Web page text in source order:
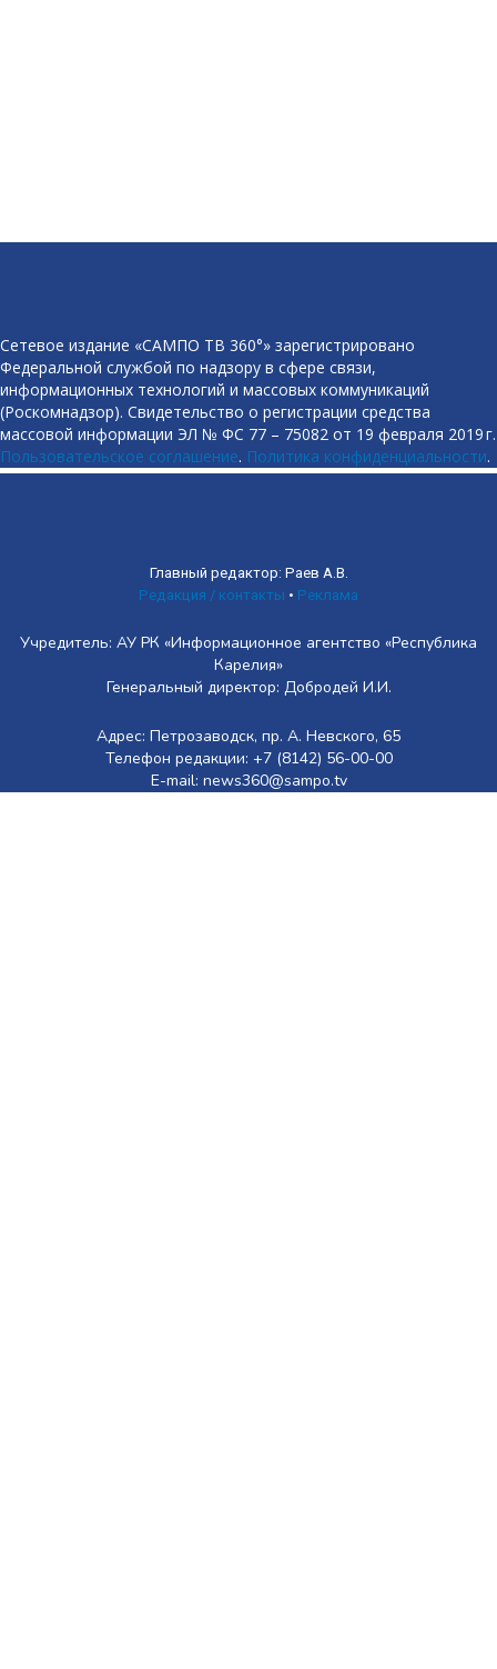
Сетевое издание «САМПО ТВ 360°» зарегистрировано
Федеральной службой по надзору в сфере связи,
информационных технологий и массовых коммуникаций
(Роскомнадзор). Свидетельство о регистрации средства
массовой информации ЭЛ № ФС 77 – 75082 от 19 февраля 2019 г.
Пользовательское соглашение. Политика конфиденциальности.
Главный редактор: Раев А.В.
Редакция / контакты • Реклама
Учредитель: АУ РК «Информационное агентство «Республика
Карелия»
Генеральный директор: Добродей И.И.
Адрес: Петрозаводск, пр. А. Невского, 65
Телефон редакции: +7 (8142) 56-00-00
E-mail: news360@sampo.tv